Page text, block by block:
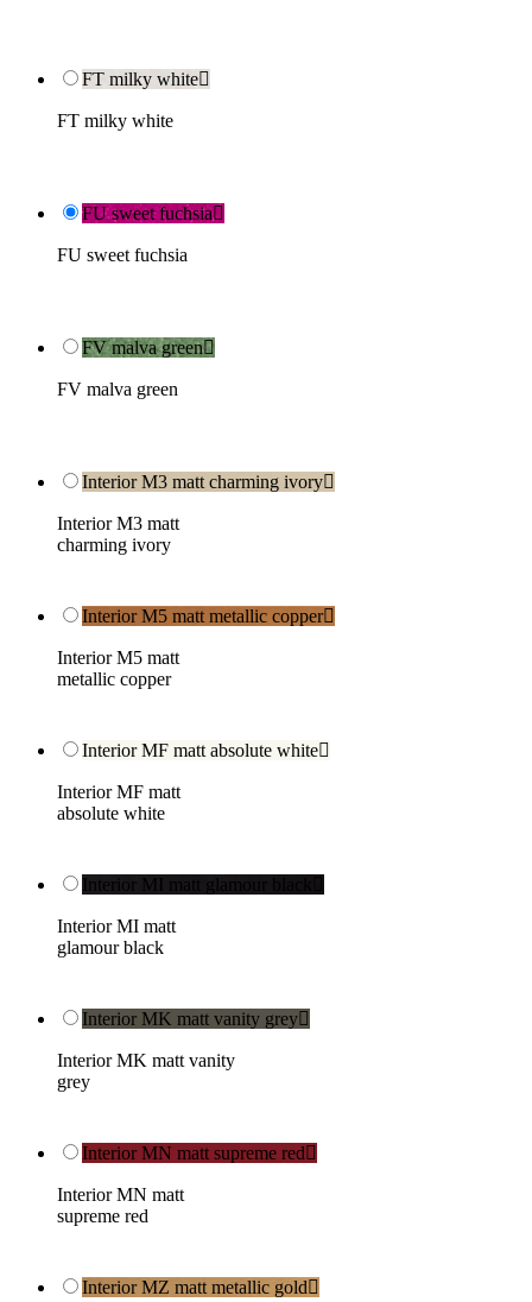
FT milky white
FT milky white
FU sweet fuchsia
FU sweet fuchsia
FV malva green
FV malva green
Interior M3 matt charming ivory
Interior M3 matt
charming ivory
Interior M5 matt metallic copper
Interior M5 matt
metallic copper
Interior MF matt absolute white
Interior MF matt
absolute white
Interior MI matt glamour black
Interior MI matt
glamour black
Interior MK matt vanity grey
Interior MK matt vanity
grey
Interior MN matt supreme red
Interior MN matt
supreme red
Interior MZ matt metallic gold